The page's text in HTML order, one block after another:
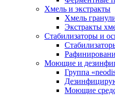
Хмель и экстракты
Хмель
Экстракты
Cтабилизаторы и
Моющие и
Группа
Моющие